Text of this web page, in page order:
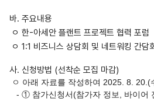
바. 주요내용
ㅇ 한-아세안 플랜트 프로젝트 협력 포럼
ㅇ 1:1 비즈니스 상담회 및 네트워킹 간담
사. 신청방법 (선착순 모집 마감)
ㅇ 아래 자료를 작성하여 2025. 8. 20.(
- ① 참가신청서(참가자 정보, 바이어